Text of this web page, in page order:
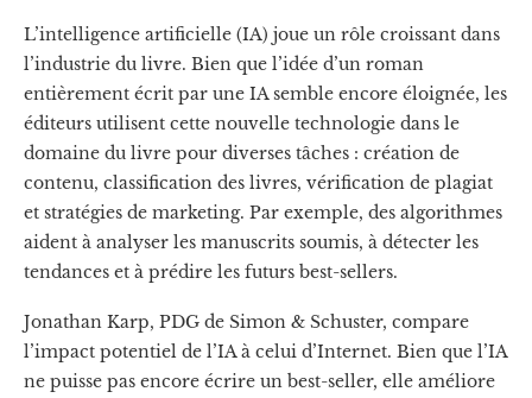
L’intelligence artificielle (IA) joue un rôle croissant dans
l’industrie du livre. Bien que l’idée d’un roman
entièrement écrit par une IA semble encore éloignée, les
éditeurs utilisent cette nouvelle technologie dans le
domaine du livre pour diverses tâches : création de
contenu, classification des livres, vérification de plagiat
et stratégies de marketing. Par exemple, des algorithmes
aident à analyser les manuscrits soumis, à détecter les
tendances et à prédire les futurs best-sellers.
Jonathan Karp, PDG de Simon & Schuster, compare
l’impact potentiel de l’IA à celui d’Internet. Bien que l’IA
ne puisse pas encore écrire un best-seller, elle améliore